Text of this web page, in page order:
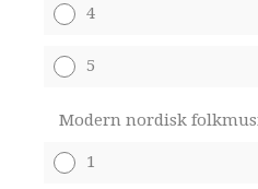
4
5
Modern nordisk
1